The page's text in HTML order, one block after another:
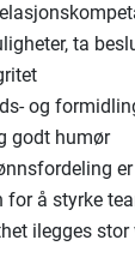
ta
og
godt humør
for å styrke
ilegges stor